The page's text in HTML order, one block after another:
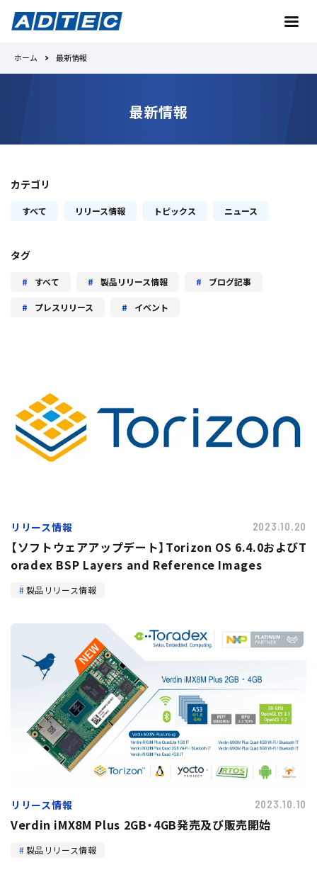
製品紹介
事例紹介
お問い合わせ
ホーム 最新情報
最新情報
カテゴリ
すべて リリース情報 トピックス ニュース
タグ
すべて 製品リリース情報
ブログ記事
プレスリリース
イベント
リリース情報 2023.10.20
【ソフトウェアアップデート】Torizon OS 6.4.0およびT
oradex BSP Layers and Reference Images
製品リリース情報
リリース情報 2023.10.10
Verdin iMX8M Plus 2GB・4GB発売及び販売開始
製品リリース情報